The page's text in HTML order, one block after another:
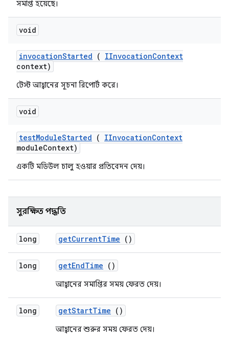
সমাপ্ত হয়েছে।
void
invocationStarted ( IInvocationContext
context)
টেস্ট আহ্বানের সূচনা রিপোর্ট করে।
void
testModuleStarted ( IInvocationContext
moduleContext)
একটি মডিউল চালু হওয়ার প্রতিবেদন দেয়।
সুরক্ষিত পদ্ধতি
long getCurrentTime ()
long getEndTime ()
আহ্বানের সমাপ্তির সময় ফেরত দেয়।
long getStartTime ()
আহ্বানের শুরুর সময় ফেরত দেয়।